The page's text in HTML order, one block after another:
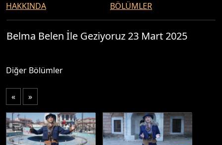
HAKKINDA BÖLÜMLER
Belma Belen İle Geziyoruz 23 Mart 2025
Diğer Bölümler
« »